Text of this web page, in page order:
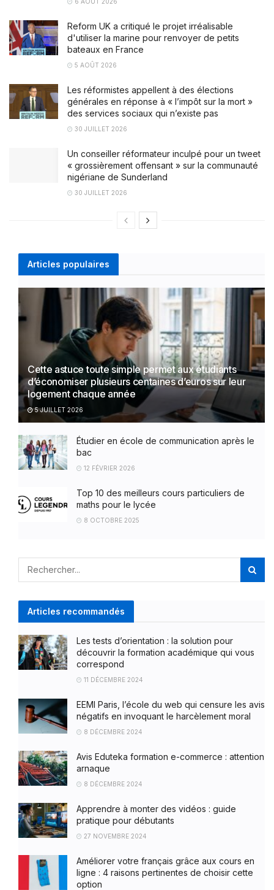
Reform UK a critiqué le projet irréalisable
d'utiliser la marine pour renvoyer de petits
bateaux en France
5 AOÛT 2026
Les réformistes appellent à des élections
générales en réponse à « l’impôt sur la mort »
des services sociaux qui n’existe pas
30 JUILLET 2026
Un conseiller réformateur inculpé pour un tweet
« grossièrement offensant » sur la communauté
nigériane de Sunderland
30 JUILLET 2026
Articles populaires
Cette astuce toute simple permet aux étudiants
d’économiser plusieurs centaines d’euros sur leur
logement chaque année
5 JUILLET 2026
Étudier en école de communication après le
bac
12 FÉVRIER 2026
Top 10 des meilleurs cours particuliers de
maths pour le lycée
8 OCTOBRE 2025
Articles recommandés
Les tests d’orientation : la solution pour
découvrir la formation académique qui vous
correspond
11 DÉCEMBRE 2024
EEMI Paris, l’école du web qui censure les avis
négatifs en invoquant le harcèlement moral
8 DÉCEMBRE 2024
Avis Eduteka formation e-commerce : attention
arnaque
8 DÉCEMBRE 2024
Apprendre à monter des vidéos : guide
pratique pour débutants
27 NOVEMBRE 2024
Améliorer votre français grâce aux cours en
ligne : 4 raisons pertinentes de choisir cette
option